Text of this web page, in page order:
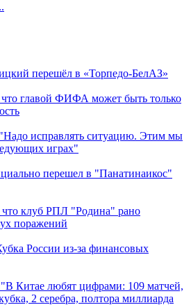
перешёл в «Торпедо-БелАЗ»
что главой ФИФА может быть только
исправлять ситуацию. Этим мы
играх"
перешел в "Панатинаикос"
что клуб РПЛ "Родина" рано
поражений
России из-за финансовых
Китае любят цифрами: 109 матчей,
2 серебра, полтора миллиарда